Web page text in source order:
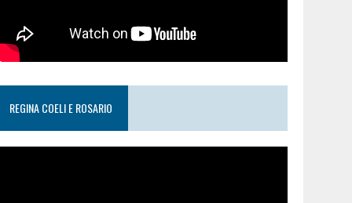
REGINA COELI E ROSARIO